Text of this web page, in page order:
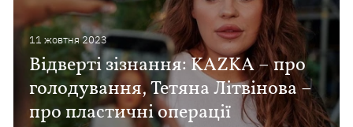
11 жовтня 2023
Відверті зізнання: KAZKA – про
голодування, Тетяна Літвінова –
про пластичні операції